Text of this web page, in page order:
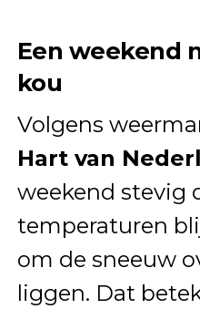
Een weekend
kou
Volgens
Hart van
weekend stevig
temperaturen
om de sneeuw
liggen. Dat